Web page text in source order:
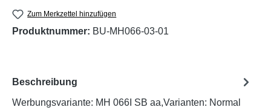
Zum Merkzettel hinzufügen
Produktnummer: BU-MH066-03-01
Beschreibung
Werbungsvariante: MH 066I SB aa,Varianten: Normal